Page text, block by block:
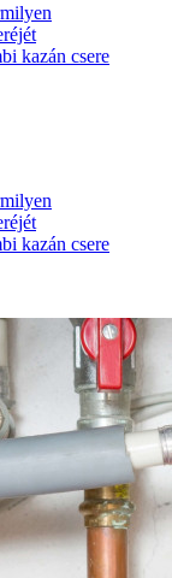
kazán csere
kazán csere